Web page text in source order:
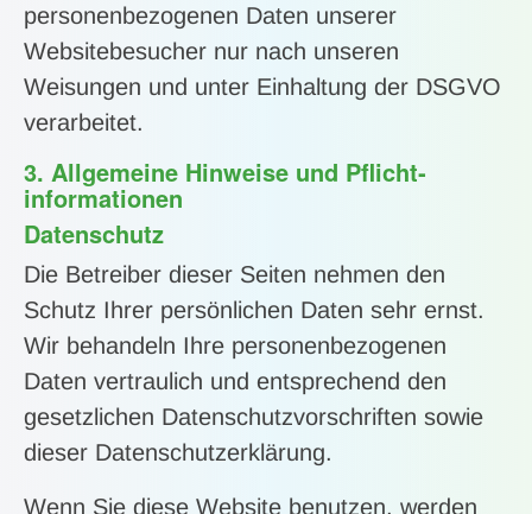
personenbezogenen Daten unserer
Websitebesucher nur nach unseren
Weisungen und unter Einhaltung der DSGVO
verarbeitet.
3. Allgemeine Hinweise und Pflicht­
informationen
Datenschutz
Die Betreiber dieser Seiten nehmen den
Schutz Ihrer persönlichen Daten sehr ernst.
Wir behandeln Ihre personenbezogenen
Daten vertraulich und entsprechend den
gesetzlichen Datenschutzvorschriften sowie
dieser Datenschutzerklärung.
Wenn Sie diese Website benutzen, werden